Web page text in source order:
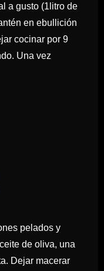
a gusto (1litro de
en ebullición
cocinar por 9
Una vez
pelados y
de oliva, una
Dejar macerar